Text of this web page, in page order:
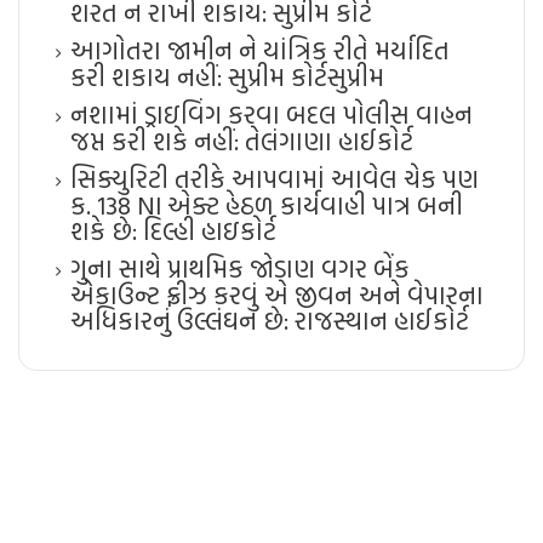
શરત ન રાખી શકાય: સુપ્રીમ કોર્ટ
આગોતરા જામીન ને યાંત્રિક રીતે મર્યાદિત
કરી શકાય નહીં: સુપ્રીમ કોર્ટ​સુપ્રીમ
નશામાં ડ્રાઇવિંગ કરવા બદલ પોલીસ વાહન
જપ્ત કરી શકે નહીં: તેલંગાણા હાઈકોર્ટ
સિક્યુરિટી તરીકે આપવામાં આવેલ ચેક પણ
ક. 138 NI એક્ટ હેઠળ કાર્યવાહી પાત્ર બની
શકે છે: દિલ્હી હાઇકોર્ટ
ગુના સાથે પ્રાથમિક જોડાણ વગર બેંક
એકાઉન્ટ ફ્રીઝ કરવું એ જીવન અને વેપારના
અધિકારનું ઉલ્લંઘન છે: રાજસ્થાન હાઈકોર્ટ